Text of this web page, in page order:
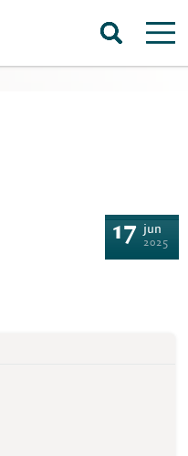
17 jun
2025